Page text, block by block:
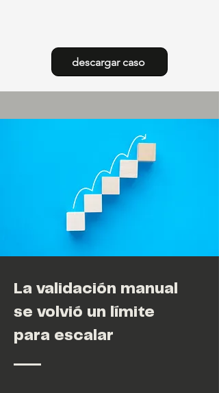
descargar caso
La validación manual
se volvió un límite
para escalar